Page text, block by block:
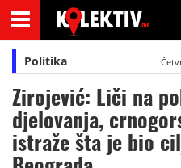
Politika
Zirojević: Liči na
djelovanja,
istraže šta je bio